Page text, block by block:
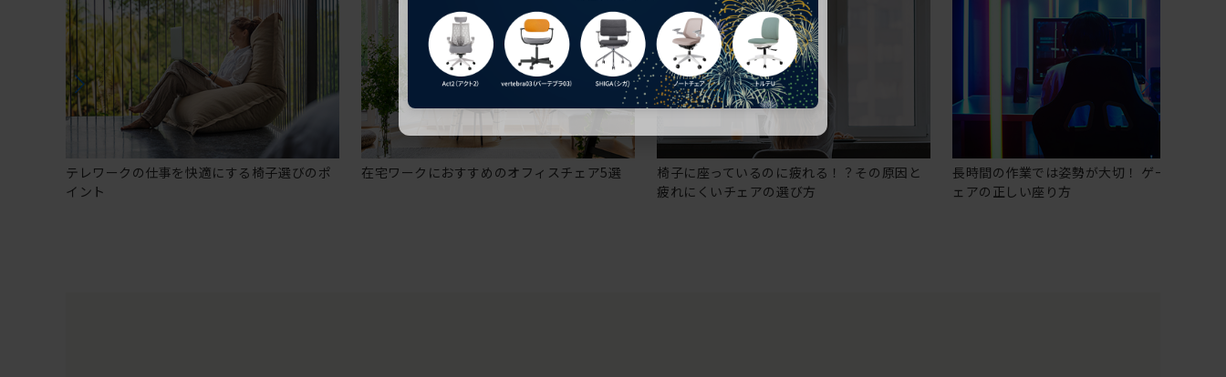
テレワークの仕事を快適にする椅子選びのポ
イント
在宅ワークにおすすめのオフィスチェア5選
椅子に座っているのに疲れる！？その原因と
疲れにくいチェアの選び方
長時間の作業では姿勢が大切！ ゲーミングチ
ェアの正しい座り方